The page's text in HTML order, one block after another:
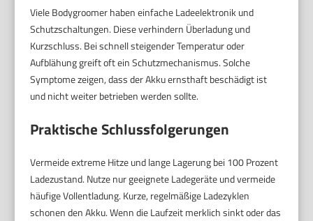
Viele Bodygroomer haben einfache Ladeelektronik und
Schutzschaltungen. Diese verhindern Überladung und
Kurzschluss. Bei schnell steigender Temperatur oder
Aufblähung greift oft ein Schutzmechanismus. Solche
Symptome zeigen, dass der Akku ernsthaft beschädigt ist
und nicht weiter betrieben werden sollte.
Praktische Schlussfolgerungen
Vermeide extreme Hitze und lange Lagerung bei 100 Prozent
Ladezustand. Nutze nur geeignete Ladegeräte und vermeide
häufige Vollentladung. Kurze, regelmäßige Ladezyklen
schonen den Akku. Wenn die Laufzeit merklich sinkt oder das